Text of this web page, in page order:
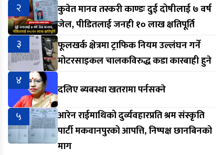
२
कुवेत मानव तस्करी काण्डः दुई दोषीलाई ७ वर्ष
जेल, पीडितलाई जनही १० लाख क्षतिपूर्ति
३
फूलखर्क क्षेत्रमा ट्राफिक नियम उल्लंघन गर्ने
मोटरसाइकल चालकविरुद्ध कडा कारबाही हुने
४
दलिए ब्यबस्था खतरामा पर्नसक्ने
५
आरेन राईमाथिको दुर्व्यवहारप्रति श्रम संस्कृति
पार्टी मकवानपुरको आपत्ति, निष्पक्ष छानबिनको
माग